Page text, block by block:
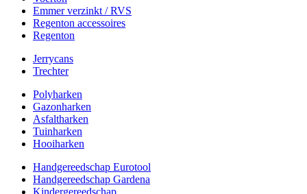
Emmer verzinkt / RVS
Regenton accessoires
Regenton
Jerrycans
Trechter
Polyharken
Gazonharken
Asfaltharken
Tuinharken
Hooiharken
Handgereedschap Eurotool
Handgereedschap Gardena
Kindergereedschap